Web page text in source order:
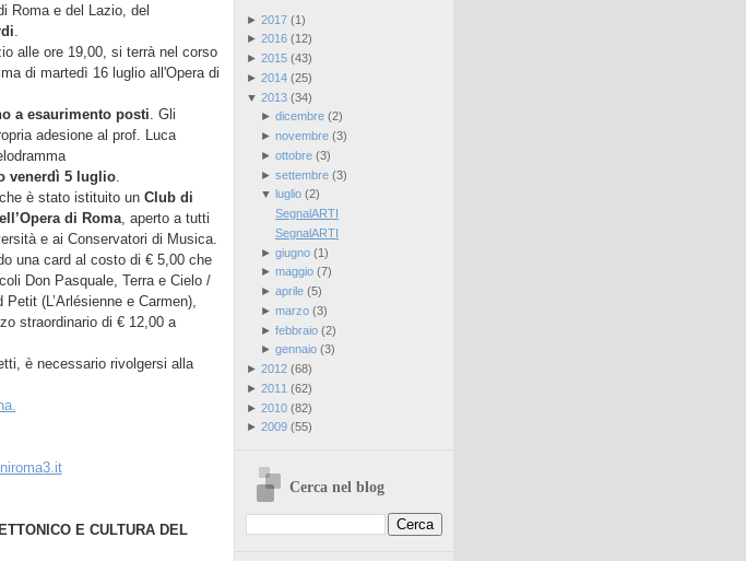
Roma e del Lazio, del
alle ore 19,00, si terrà nel corso
di martedì 16 luglio all'Opera di
a esaurimento posti . Gli
adesione al prof. Luca
venerdì 5 luglio.
è stato istituito un Club di
di Roma, aperto a tutti
e ai Conservatori di Musica.
una card al costo di € 5,00 che
Don Pasquale, Terra e Cielo /
(L’Arlésienne e Carmen),
straordinario di € 12,00 a
è necessario rivolgersi alla
E CULTURA DEL
► 2017(1)
► 2016(12)
► 2015(43)
► 2014(25)
▼ 2013(34)
► dicembre(2)
► novembre(3)
► ottobre(3)
► settembre(3)
▼ luglio(2)
SegnalARTI
SegnalARTI
► giugno(1)
► maggio(7)
► aprile(5)
► marzo(3)
► febbraio(2)
► gennaio(3)
► 2012(68)
► 2011 (62)
► 2010(82)
► 2009(55)
Cerca nel blog